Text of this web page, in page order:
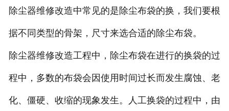
除尘器维修改造中常见的是除尘布袋的换，我们要根
据不同类型的骨架，尺寸来选合适的除尘布袋。
除尘器维修改造工程中，除尘布袋在进行的换袋的过
程中，多数的布袋会因使用时间过长而发生腐蚀、老
化、僵硬、收缩的现象发生。人工换袋的过程中，由